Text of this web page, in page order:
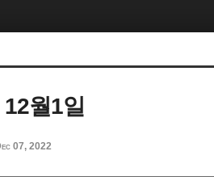
월1일
07, 2022